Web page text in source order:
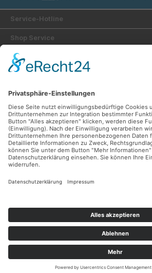
Service-Hotline
Shop Service
Informationen
Versandarten
Unsere Communities
Zahlungsarten
Ladengeschäft
Shop Service
* Alle Preise inkl. gesetzl. Mehrwertsteuer zzgl.
© 2026 Lüttel Software & Medien GmbH - Alle